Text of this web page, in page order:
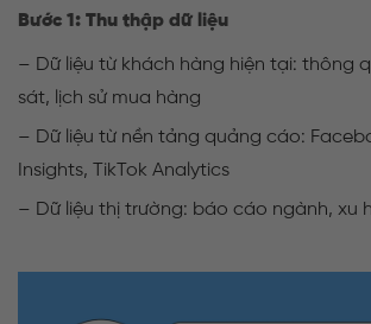
Bước 1 : Thu thập dữ liệu
– Dữ liệu từ khách hàng hiện tại: thông
sát, lịch sử mua hàng
– Dữ liệu từ nền tảng quảng cáo:
Insights, TikTok Analytics
– Dữ liệu thị trường: báo cáo ngành, xu